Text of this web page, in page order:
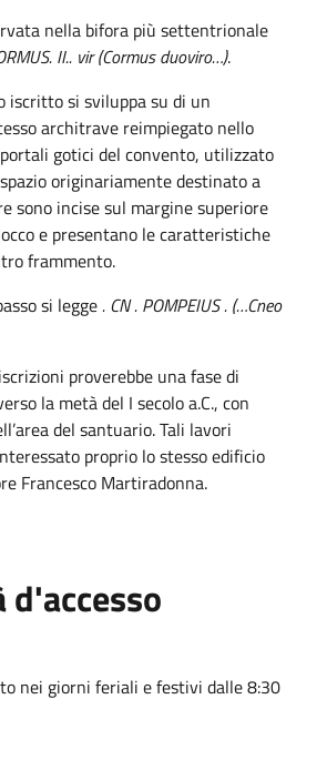
nella bifora più settentrionale
II.. vir (Cormus duoviro…).
iscritto si sviluppa su di un
architrave reimpiegato nello
gotici del convento, utilizzato
spazio originariamente destinato a
sono incise sul margine superiore
e presentano le caratteristiche
frammento.
si legge. CN . POMPEIUS . (…Cneo
proverebbe una fase di
la metà del I secolo a.C., con
del santuario. Tali lavori
proprio lo stesso edificio
Francesco Martiradonna.
nei giorni feriali e festivi dalle 8:30